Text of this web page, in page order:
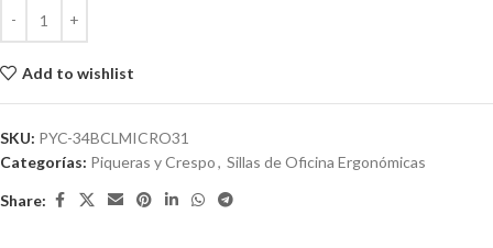
Add to wishlist
SKU: PYC-34BCLMICRO31
Categorías: Piqueras y Crespo, Sillas de Oficina Ergonómicas
Share: